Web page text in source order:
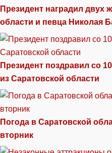
Президент наградил двух
области и певца Николая
Президент поздравил со
из Саратовской области
Погода в Саратовской
вторник